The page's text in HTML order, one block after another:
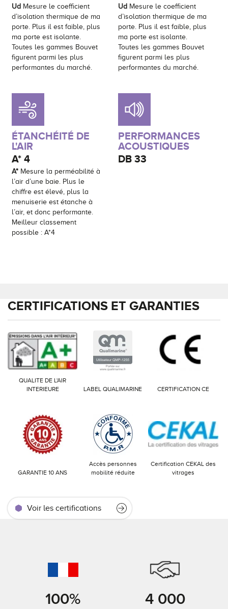
Ud Mesure le coefficient
d’isolation thermique de ma
porte. Plus il est faible, plus
ma porte est isolante.
Toutes les gammes Bouvet
figurent parmi les plus
performantes du marché.
Ud Mesure le coefficient
d’isolation thermique de ma
porte. Plus il est faible, plus
ma porte est isolante.
Toutes les gammes Bouvet
figurent parmi les plus
performantes du marché.
ÉTANCHÉITÉ DE
L'AIR
A*4
A* Mesure la perméabilité à
l’air d’une baie. Plus le
chiffre est élevé, plus la
menuiserie est étanche à
l’air, et donc performante.
Meilleur classement
possible : A*4
PERFORMANCES
ACOUSTIQUES
DB33
CERTIFICATIONS ET GARANTIES
QUALITE DE L'AIR
INTERIEURE
LABEL QUALIMARINE CERTIFICATION CE
GARANTIE 10 ANS
Accès personnes
mobilité réduite
Certification CEKAL des
vitrages
Voir les certifications
100% 4 000